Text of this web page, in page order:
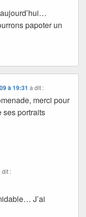
papoter un
à 19:31 a dit :
merci pour
ses portraits
dit :
J’ai